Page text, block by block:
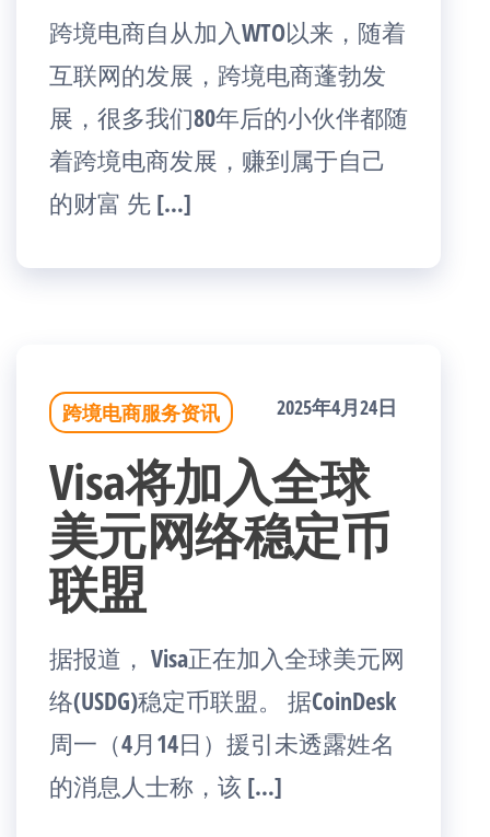
跨境电商自从加入WTO以来，随着
互联网的发展，跨境电商蓬勃发
展，很多我们80年后的小伙伴都随
着跨境电商发展，赚到属于自己
的财富 先 […]
跨境电商服务资讯 2025年4月24日
Visa将加入全球
美元网络稳定币
联盟
据报道， Visa正在加入全球美元网
络(USDG)稳定币联盟。 据CoinDesk
周一（4月14日）援引未透露姓名
的消息人士称，该 […]